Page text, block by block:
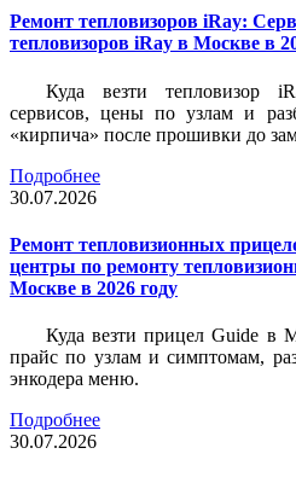
Ремонт тепловизоров iRay:
тепловизоров iRay в Москве в
Куда везти тепловизор
сервисов, цены по узлам и
«кирпича» после прошивки до
Подробнее
30.07.2026
Ремонт тепловизионных
центры по ремонту
Москве в 2026 году
Куда везти прицел Guide в
прайс по узлам и симптомам,
энкодера меню.
Подробнее
30.07.2026